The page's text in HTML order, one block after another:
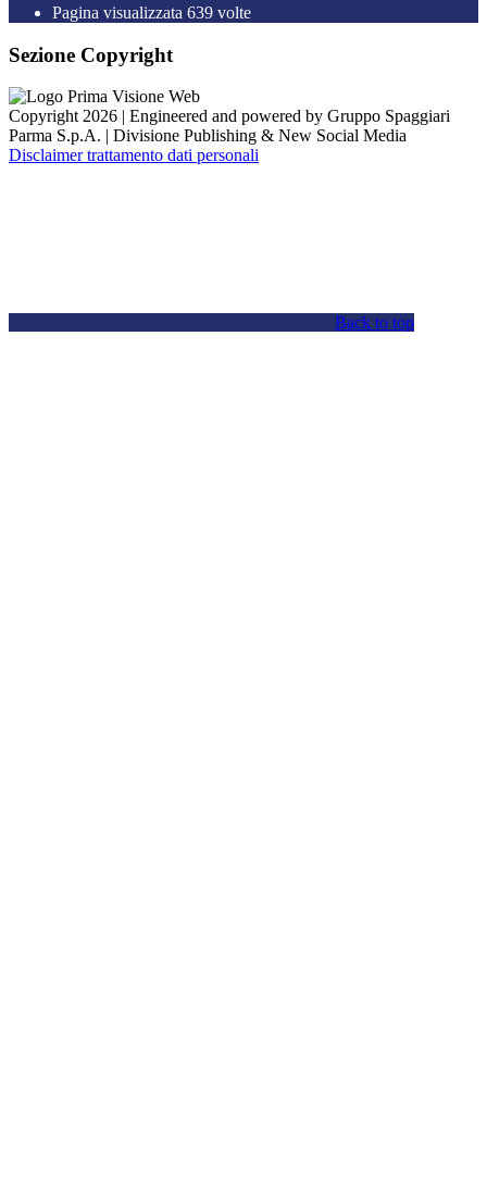
Pagina visualizzata 639 volte
Sezione Copyright
Copyright 2026 | Engineered and powered by Gruppo Spaggiari
Parma S.p.A. | Divisione Publishing & New Social Media
Disclaimer trattamento dati personali
Back to top